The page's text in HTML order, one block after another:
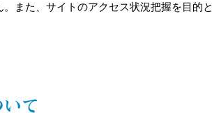
また、サイトのアクセス状況把握を目的
て